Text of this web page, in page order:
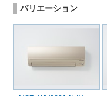
バリエーション